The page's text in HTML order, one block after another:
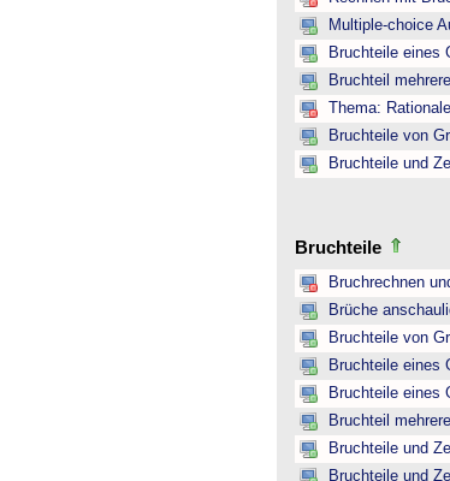
Multiple-choice
Bruchteile eines
Bruchteil
Thema:
Bruchteile von
Bruchteile und
Bruchteile
Bruchrechnen
Brüche
Bruchteile von
Bruchteile eines
Bruchteile eines
Bruchteil
Bruchteile und
Bruchteile und